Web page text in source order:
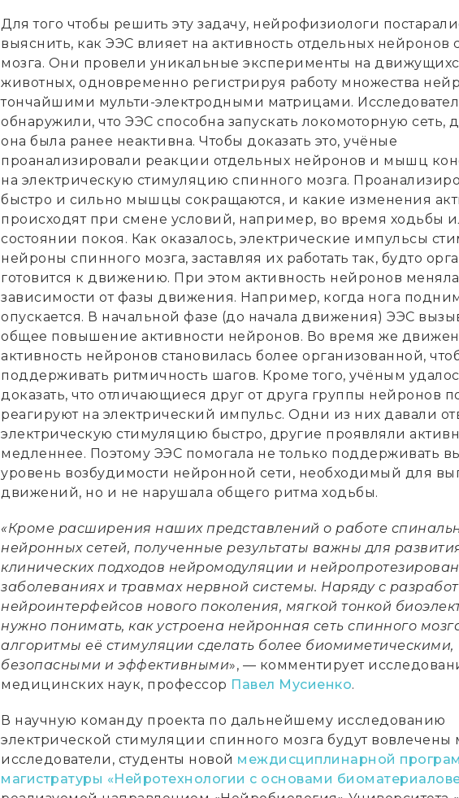
Для того чтобы решить эту задачу, нейрофизиологи
выяснить, как ЭЭС влияет на активность отдельных нейронов
мозга. Они провели уникальные эксперименты на
животных, одновременно регистрируя работу множества
тончайшими мульти-электродными матрицами.
обнаружили, что ЭЭС способна запускать локомоторную сеть,
она была ранее неактивна. Чтобы доказать это, учёные
проанализировали реакции отдельных нейронов и мышц
на электрическую стимуляцию спинного мозга.
быстро и сильно мышцы сокращаются, и какие изменения
происходят при смене условий, например, во время ходьбы
состоянии покоя. Как оказалось, электрические импульсы
нейроны спинного мозга, заставляя их работать так, будто
готовится к движению. При этом активность нейронов
зависимости от фазы движения. Например, когда нога
опускается. В начальной фазе (до начала движения) ЭЭС
общее повышение активности нейронов. Во время же
активность нейронов становилась более организованной,
поддерживать ритмичность шагов. Кроме того, учёным
доказать, что отличающиеся друг от друга группы нейронов
реагируют на электрический импульс. Одни из них давали
электрическую стимуляцию быстро, другие проявляли
медленнее. Поэтому ЭЭС помогала не только поддерживать
уровень возбудимости нейронной сети, необходимый для
движений, но и не нарушала общего ритма ходьбы.
«Кроме расширения наших представлений о работе
нейронных сетей, полученные результаты важны для
клинических подходов нейромодуляции и
заболеваниях и травмах нервной системы. Наряду с
нейроинтерфейсов нового поколения, мягкой тонкой
нужно понимать, как устроена нейронная сеть спинного
алгоритмы её стимуляции сделать более биомиметическими,
безопасными и эффективными», — комментирует
медицинских наук, профессор Павел Мусиенко.
В научную команду проекта по дальнейшему исследованию
электрической стимуляции спинного мозга будут вовлечены
исследователи, студенты новой междисциплинарной
магистратуры «Нейротехнологии с основами